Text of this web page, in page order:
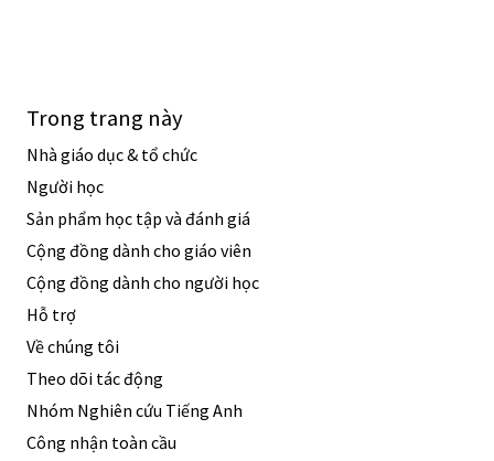
Trong trang này
Nhà giáo dục & tổ chức
Người học
Sản phẩm học tập và đánh giá
Cộng đồng dành cho giáo viên
Cộng đồng dành cho người học
Hỗ trợ
Về chúng tôi
Theo dõi tác động
Nhóm Nghiên cứu Tiếng Anh
Công nhận toàn cầu